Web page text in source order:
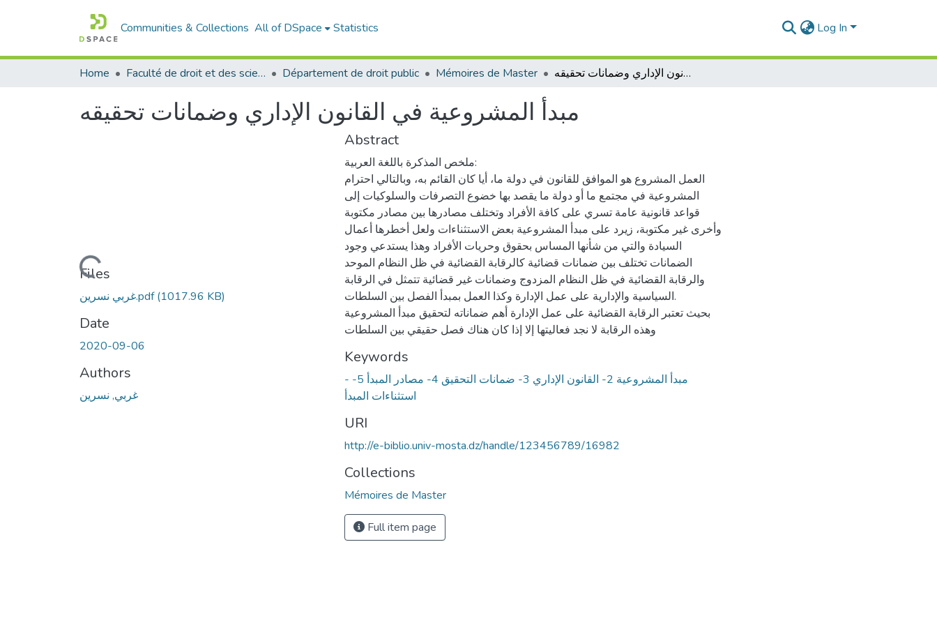
Communities & Collections All of DSpace Statistics Log In
Home Faculté de droit et des sciences politiques Département de droit public Mémoires de Master مبدأ المشروعية في القانون الإداري وضمانات تحقيقه
مبدأ المشروعية في القانون الإداري وضمانات تحقيقه
Loading...
Files
غربي نسرين.pdf(1017.96 KB)
Date
2020-09-06
Authors
غربي, نسرين
Abstract
ملخص المذكرة باللغة العربية:
العمل المشروع هو الموافق للقانون في دولة ما، أيا كان القائم به، وبالتالي احترام
المشروعية في مجتمع ما أو دولة ما يقصد بها خضوع التصرفات والسلوكيات إلى
قواعد قانونية عامة تسري على كافة الأفراد وتختلف مصادرها بين مصادر مكتوبة
وأخرى غير مكتوبة، زيرد على مبدأ المشروعية بعض الاستثناءات ولعل أخطرها أعمال
السيادة والتي من شأنها المساس بحقوق وحريات الأفراد وهذا يستدعي وجود
الضمانات تختلف بين ضمانات قضائية كالرقابة القضائية في ظل النظام الموحد
والرقابة القضائية في ظل النظام المزدوج وضمانات غير قضائية تتمثل في الرقابة
السياسية والإدارية على عمل الإدارة وكذا العمل بمبدأ الفصل بين السلطات.
بحيث تعتبر الرقابة القضائية على عمل الإدارة أهم ضماناته لتحقيق مبدأ المشروعية
وهذه الرقابة لا نجد فعاليتها إلا إذا كان هناك فصل حقيقي بين السلطات
Keywords
- مبدأ المشروعية 2- القانون الإداري 3- ضمانات التحقيق 4- مصادر المبدأ 5-
استثناءات المبدأ
URI
http://e-biblio.univ-mosta.dz/handle/123456789/16982
Collections
Mémoires de Master
Full item page